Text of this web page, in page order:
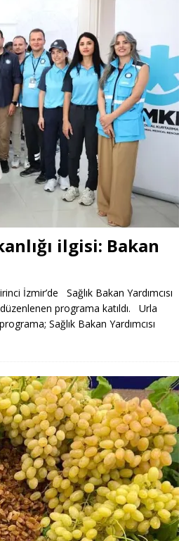
ilgisi: Bakan
İzmir’de Sağlık Bakan Yardımcısı
programa katıldı. Urla
Sağlık Bakan Yardımcısı